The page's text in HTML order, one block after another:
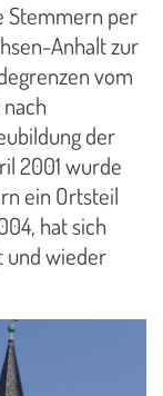
Stemmern per
Anhalt zur
vom
der
2001 wurde
ein Ortsteil
hat sich
und wieder